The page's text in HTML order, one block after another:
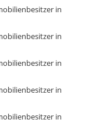
in
in
in
in
in